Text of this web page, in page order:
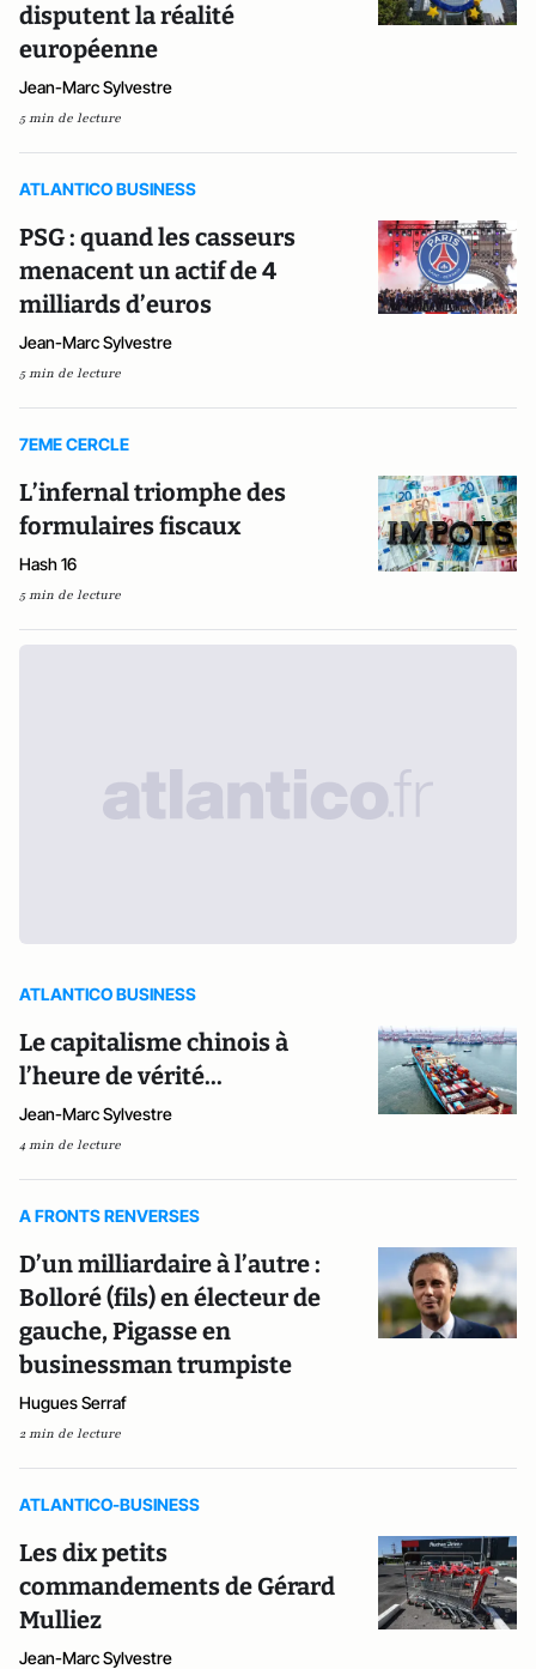
disputent la réalité
européenne
Jean-Marc Sylvestre
5 min de lecture
ATLANTICO BUSINESS
PSG : quand les casseurs
menacent un actif de 4
milliards d’euros
Jean-Marc Sylvestre
5 min de lecture
7EME CERCLE
L’infernal triomphe des
formulaires fiscaux
Hash 16
5 min de lecture
ATLANTICO BUSINESS
Le capitalisme chinois à
l’heure de vérité...
Jean-Marc Sylvestre
4 min de lecture
A FRONTS RENVERSES
D’un milliardaire à l’autre :
Bolloré (fils) en électeur de
gauche, Pigasse en
businessman trumpiste
Hugues Serraf
2 min de lecture
ATLANTICO-BUSINESS
Les dix petits
commandements de Gérard
Mulliez
Jean-Marc Sylvestre